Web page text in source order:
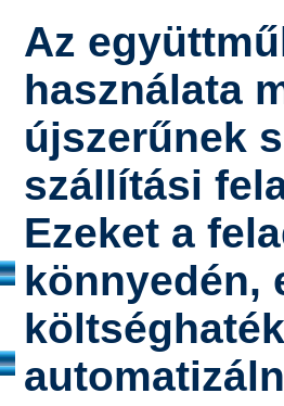
Az
használata
újszerűnek
szállítási
Ezeket a
könnyedén,